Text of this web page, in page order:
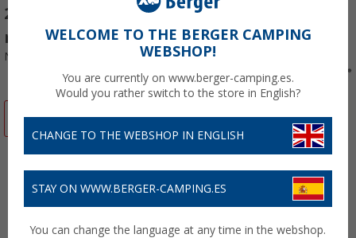
2,6 metros - color blanco Pieza de
recambio Thule número 1500602994
Nº de artículo 462103
-5%
WELCOME TO THE BERGER CAMPING
WEBSHOP!
You are currently on www.berger-camping.es.
Would you rather switch to the store in English?
CHANGE TO THE WEBSHOP IN ENGLISH
STAY ON WWW.BERGER-CAMPING.ES
You can change the language at any time in the webshop.